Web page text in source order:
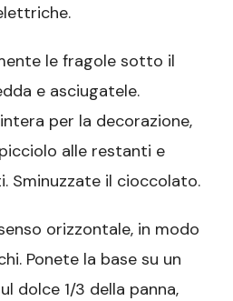
le fragole sotto il
e asciugatele.
per la decorazione,
alle restanti e
Sminuzzate il cioccolato.
orizzontale, in modo
Ponete la base su un
dolce 1/3 della panna,